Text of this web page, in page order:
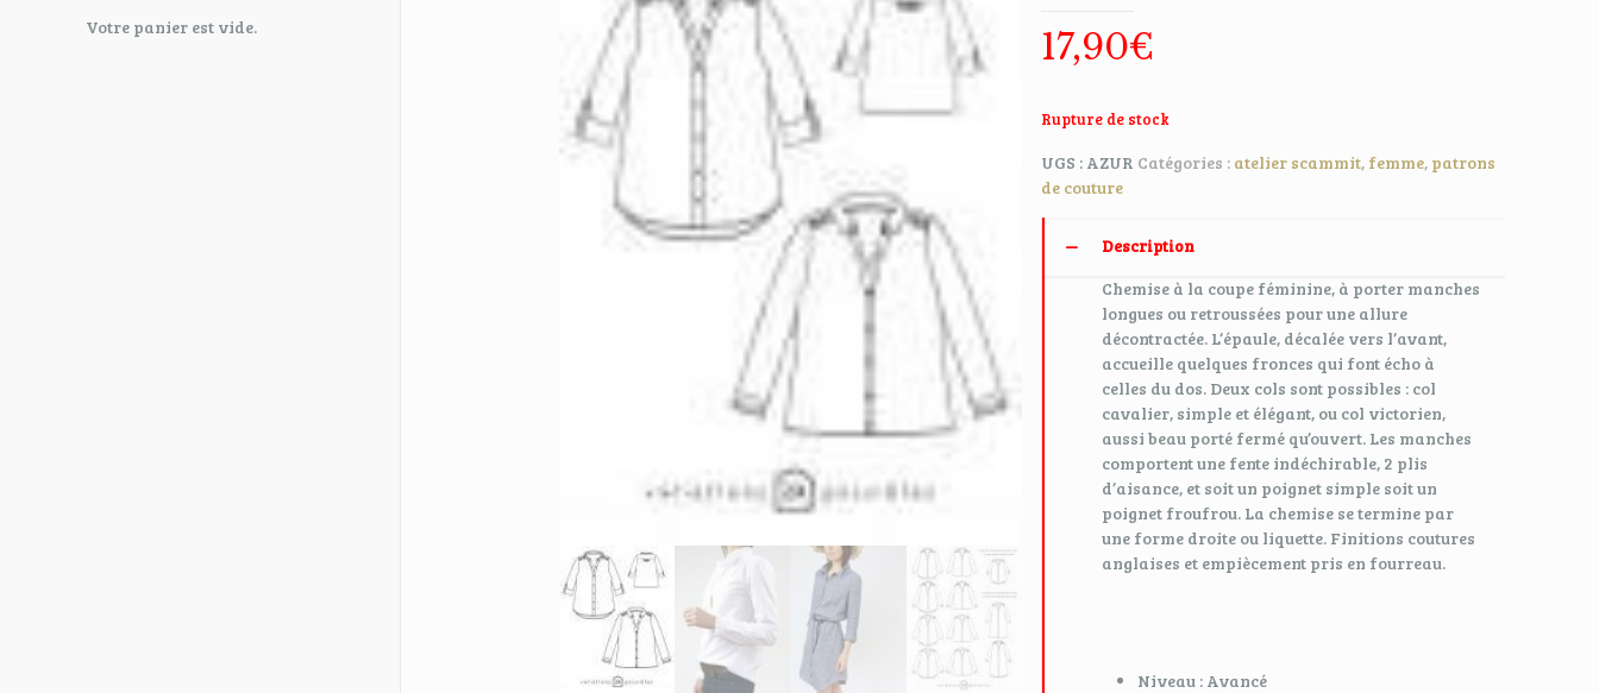
17,90€
Rupture de stock
UGS : AZUR Catégories : atelier scammit, femme, patrons
de couture
Description
Chemise à la coupe féminine, à porter manches
longues ou retroussées pour une allure
décontractée. L’épaule, décalée vers l’avant,
accueille quelques fronces qui font écho à
celles du dos. Deux cols sont possibles : col
cavalier, simple et élégant, ou col victorien,
aussi beau porté fermé qu’ouvert. Les manches
comportent une fente indéchirable, 2 plis
d’aisance, et soit un poignet simple soit un
poignet froufrou. La chemise se termine par
une forme droite ou liquette. Finitions coutures
anglaises et empiècement pris en fourreau.
Niveau : Avancé
Votre panier est vide.